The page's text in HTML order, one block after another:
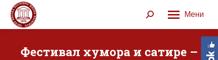
Мени
Search:
Фестивал хумора и сатире –